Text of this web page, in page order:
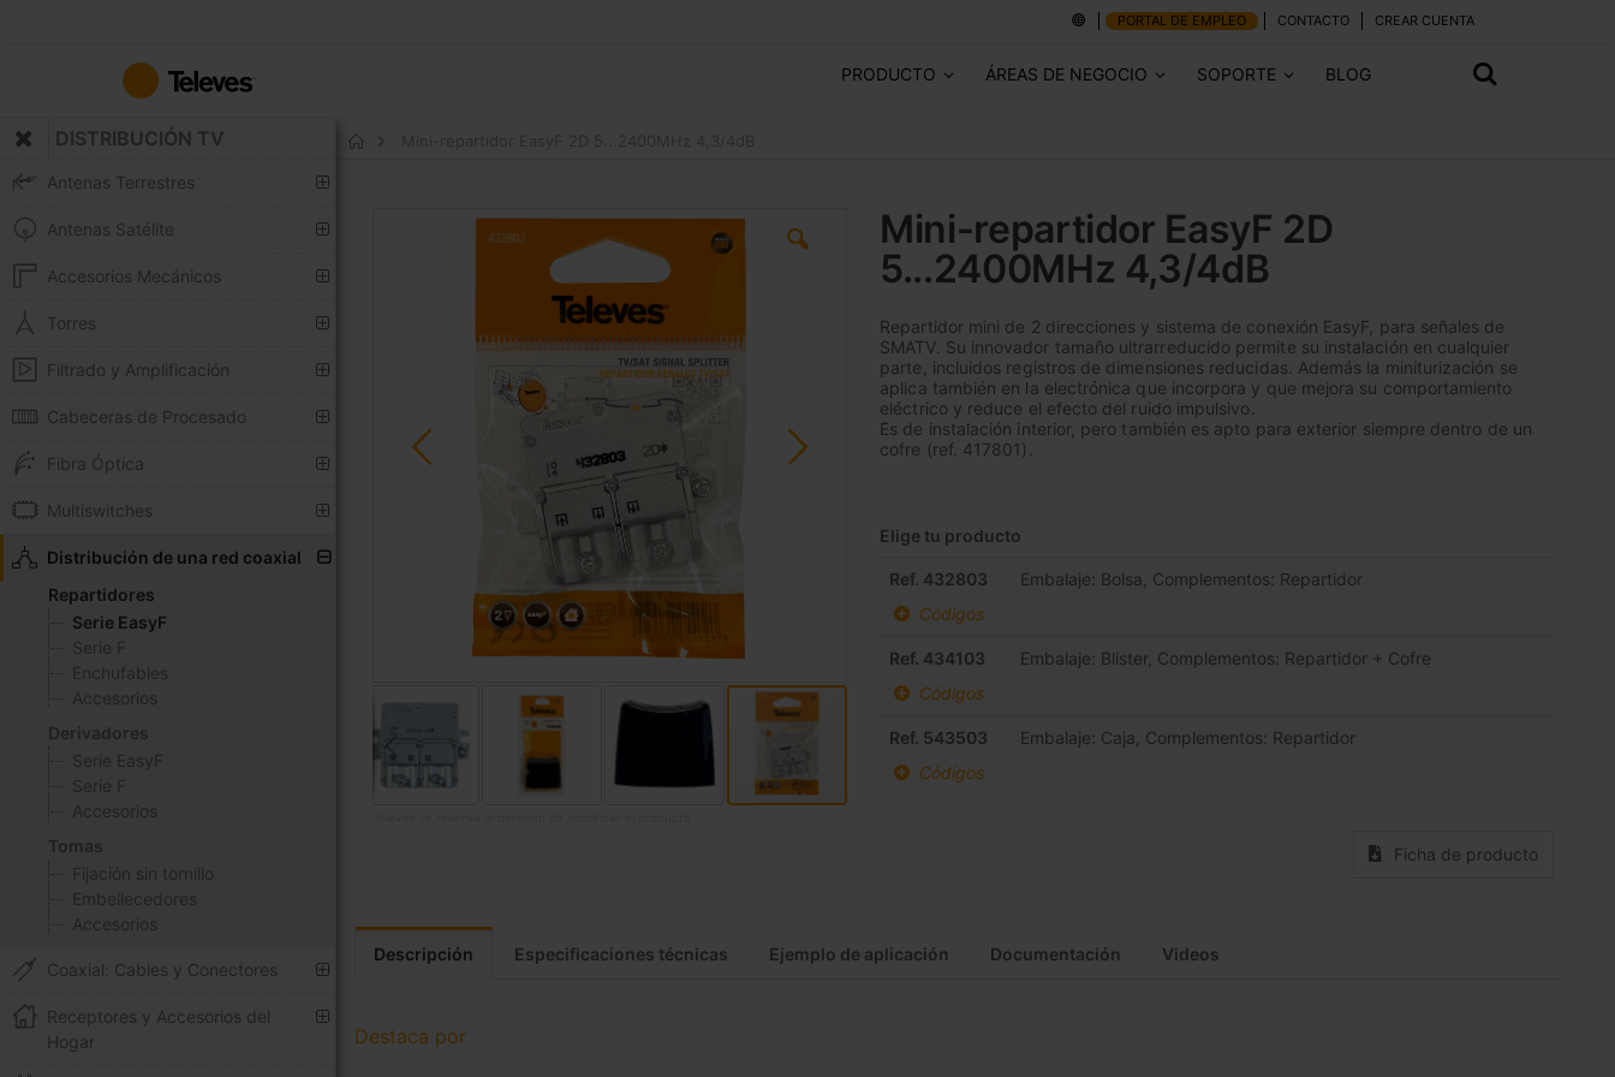
contenido
PORTAL DE EMPLEO CONTACTO CREAR CUENTA
PRODUCTO ÁREAS DE NEGOCIO SOPORTE BLOG
DISTRIBUCIÓN TV
Antenas Terrestres
Antenas Satélite
Accesorios Mecánicos
Torres
Filtrado y Amplificación
Cabeceras de Procesado
Fibra Óptica
Multiswitches
Distribución de una red coaxial
Repartidores
Serie EasyF
Serie F
Enchufables
Accesorios
Derivadores
Serie EasyF
Serie F
Accesorios
Tomas
Fijación sin tornillo
Embellecedores
Accesorios
Coaxial: Cables y Conectores
Receptores y Accesorios del
Hogar
Mini-repartidor EasyF 2D
5...2400MHz 4,3/4dB
Repartidor mini de 2 direcciones y sistema de conexión EasyF, para señales de
SMATV. Su innovador tamaño ultrarreducido permite su instalación en cualquier
parte, incluidos registros de dimensiones reducidas. Además la miniturización se
aplica también en la electrónica que incorpora y que mejora su comportamiento
eléctrico y reduce el efecto del ruido impulsivo.
Es de instalación interior, pero también es apto para exterior siempre dentro de un
cofre (ref. 417801).
Elige tu producto
artículos
Ref. 432803
Embalaje: Bolsa, Complementos: Repartidor
Códigos
Ref. 434103
Embalaje: Blister, Complementos: Repartidor + Cofre
Códigos
Ref. 543503
Embalaje: Caja, Complementos: Repartidor
Códigos
Ficha de producto
de
la
imágenes
Descripción Especificaciones técnicas Ejemplo de aplicación Documentación Videos
Destaca por